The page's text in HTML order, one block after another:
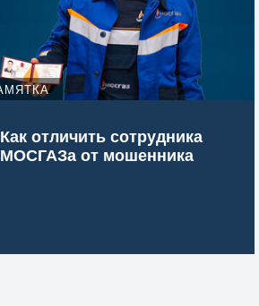
Как отличить сотрудника
МОСГАЗа от мошенника